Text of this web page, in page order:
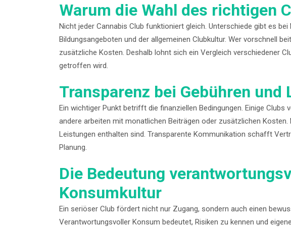
Warum die Wahl des richtigen
Nicht jeder Cannabis Club funktioniert gleich. Unterschiede gibt es
Bildungsangeboten und der allgemeinen Clubkultur. Wer vorschnell
zusätzliche Kosten. Deshalb lohnt sich ein Vergleich verschiedener
getroffen wird.
Transparenz bei Gebühren und
Ein wichtiger Punkt betrifft die finanziellen Bedingungen. Einige Clubs
andere arbeiten mit monatlichen Beiträgen oder zusätzlichen
Leistungen enthalten sind. Transparente Kommunikation schafft
Planung.
Die Bedeutung
Konsumkultur
Ein seriöser Club fördert nicht nur Zugang, sondern auch einen
Verantwortungsvoller Konsum bedeutet, Risiken zu kennen und